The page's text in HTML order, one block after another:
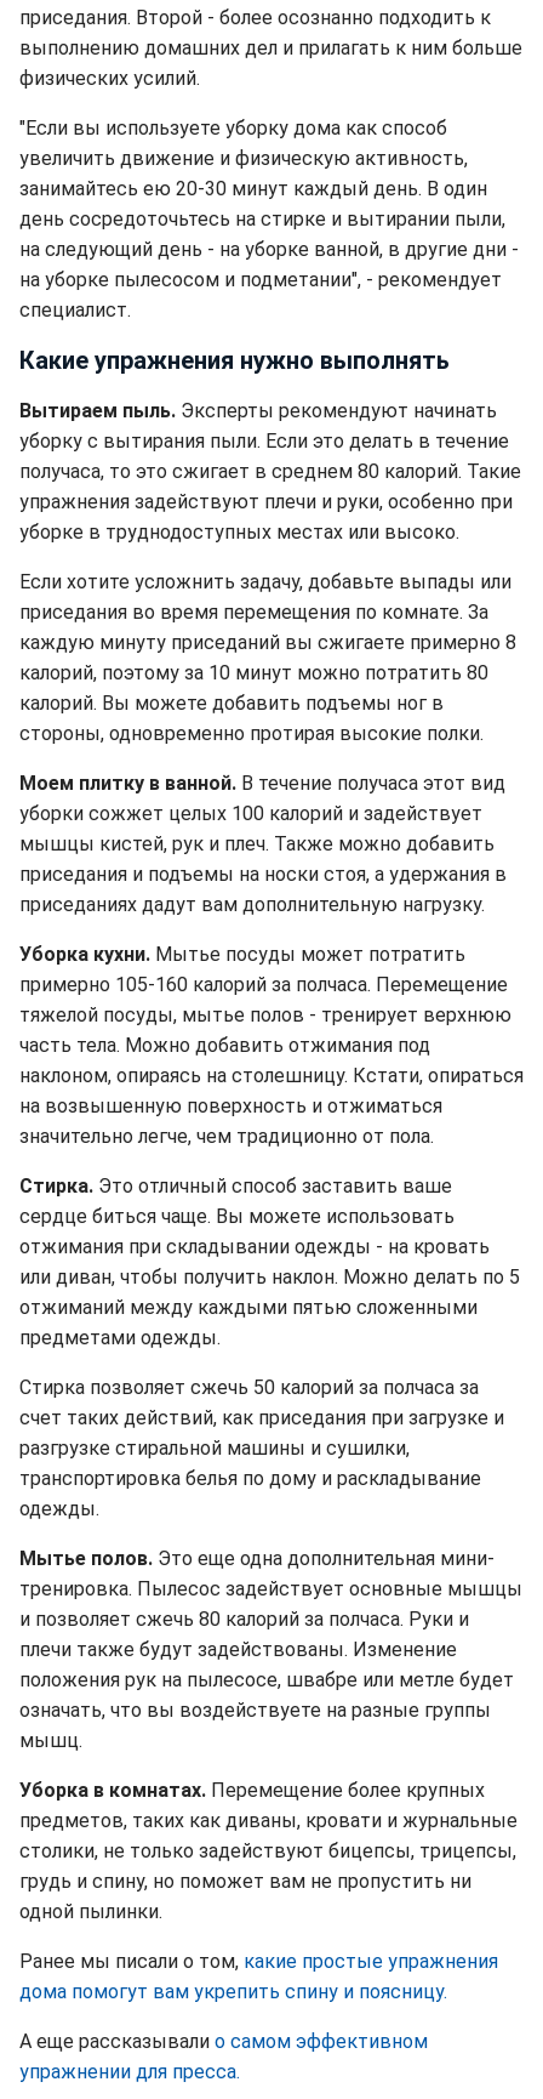
приседания. Второй - более осознанно подходить к
выполнению домашних дел и прилагать к ним больше
физических усилий.
"Если вы используете уборку дома как способ
увеличить движение и физическую активность,
занимайтесь ею 20-30 минут каждый день. В один
день сосредоточьтесь на стирке и вытирании пыли,
на следующий день - на уборке ванной, в другие дни -
на уборке пылесосом и подметании", - рекомендует
специалист.
Какие упражнения нужно выполнять
Вытираем пыль. Эксперты рекомендуют начинать
уборку с вытирания пыли. Если это делать в течение
получаса, то это сжигает в среднем 80 калорий. Такие
упражнения задействуют плечи и руки, особенно при
уборке в труднодоступных местах или высоко.
Если хотите усложнить задачу, добавьте выпады или
приседания во время перемещения по комнате. За
каждую минуту приседаний вы сжигаете примерно 8
калорий, поэтому за 10 минут можно потратить 80
калорий. Вы можете добавить подъемы ног в
стороны, одновременно протирая высокие полки.
Моем плитку в ванной. В течение получаса этот вид
уборки сожжет целых 100 калорий и задействует
мышцы кистей, рук и плеч. Также можно добавить
приседания и подъемы на носки стоя, а удержания в
приседаниях дадут вам дополнительную нагрузку.
Уборка кухни. Мытье посуды может потратить
примерно 105-160 калорий за полчаса. Перемещение
тяжелой посуды, мытье полов - тренирует верхнюю
часть тела. Можно добавить отжимания под
наклоном, опираясь на столешницу. Кстати, опираться
на возвышенную поверхность и отжиматься
значительно легче, чем традиционно от пола.
Стирка. Это отличный способ заставить ваше
сердце биться чаще. Вы можете использовать
отжимания при складывании одежды - на кровать
или диван, чтобы получить наклон. Можно делать по 5
отжиманий между каждыми пятью сложенными
предметами одежды.
Стирка позволяет сжечь 50 калорий за полчаса за
счет таких действий, как приседания при загрузке и
разгрузке стиральной машины и сушилки,
транспортировка белья по дому и раскладывание
одежды.
Мытье полов. Это еще одна дополнительная мини-
тренировка. Пылесос задействует основные мышцы
и позволяет сжечь 80 калорий за полчаса. Руки и
плечи также будут задействованы. Изменение
положения рук на пылесосе, швабре или метле будет
означать, что вы воздействуете на разные группы
мышц.
Уборка в комнатах. Перемещение более крупных
предметов, таких как диваны, кровати и журнальные
столики, не только задействуют бицепсы, трицепсы,
грудь и спину, но поможет вам не пропустить ни
одной пылинки.
Ранее мы писали о том, какие простые упражнения
дома помогут вам укрепить спину и поясницу.
А еще рассказывали о самом эффективном
упражнении для пресса.